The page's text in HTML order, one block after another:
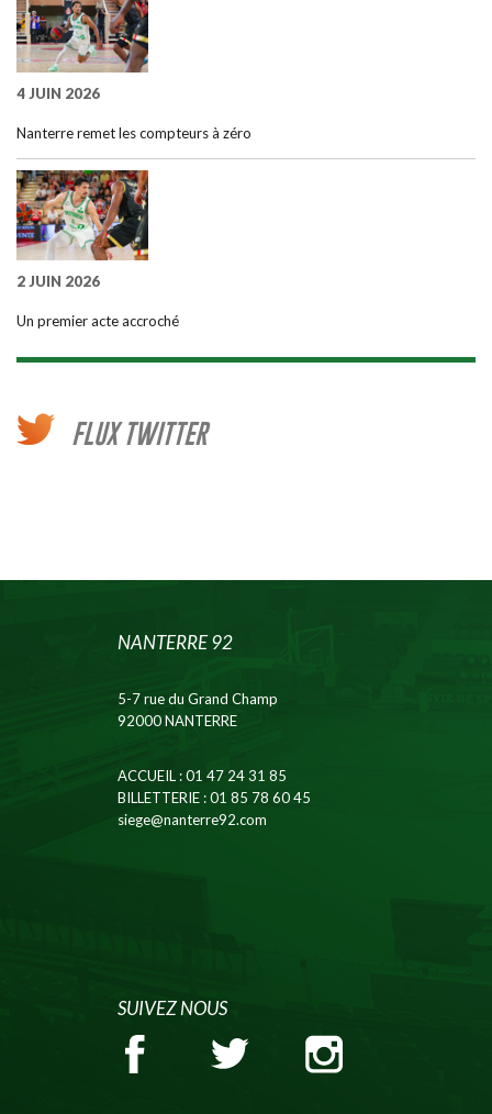
4 JUIN 2026
Nanterre remet les compteurs à zéro
2 JUIN 2026
Un premier acte accroché
FLUX TWITTER
NANTERRE 92
5-7 rue du Grand Champ
92000 NANTERRE
ACCUEIL: 01 47 24 31 85
BILLETTERIE: 01 85 78 60 45
siege@nanterre92.com
SUIVEZ NOUS